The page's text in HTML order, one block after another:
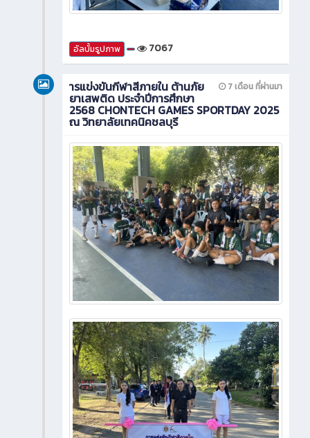
อัลบั้มรูปภาพ 7067
7 เดือน ที่ผ่านมา
ารแข่งขันกีฬาสีภายใน ต้านภัย
ยาเสพติด ประจำปีการศึกษา
2568 CHONTECH GAMES SPORTDAY 2025
ณ วิทยาลัยเทคนิคชลบุรี